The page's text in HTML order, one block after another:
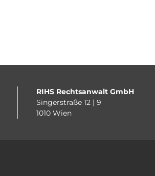
RIHS Rechtsanwalt GmbH
Singerstraße 12 | 9
1010 Wien